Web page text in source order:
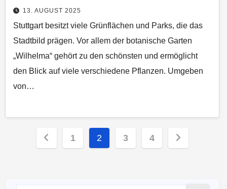
13. AUGUST 2025
Stuttgart besitzt viele Grünflächen und Parks, die das
Stadtbild prägen. Vor allem der botanische Garten
„Wilhelma“ gehört zu den schönsten und ermöglicht
den Blick auf viele verschiedene Pflanzen. Umgeben
von…
Seitennummerierung
der
1 2 3 4